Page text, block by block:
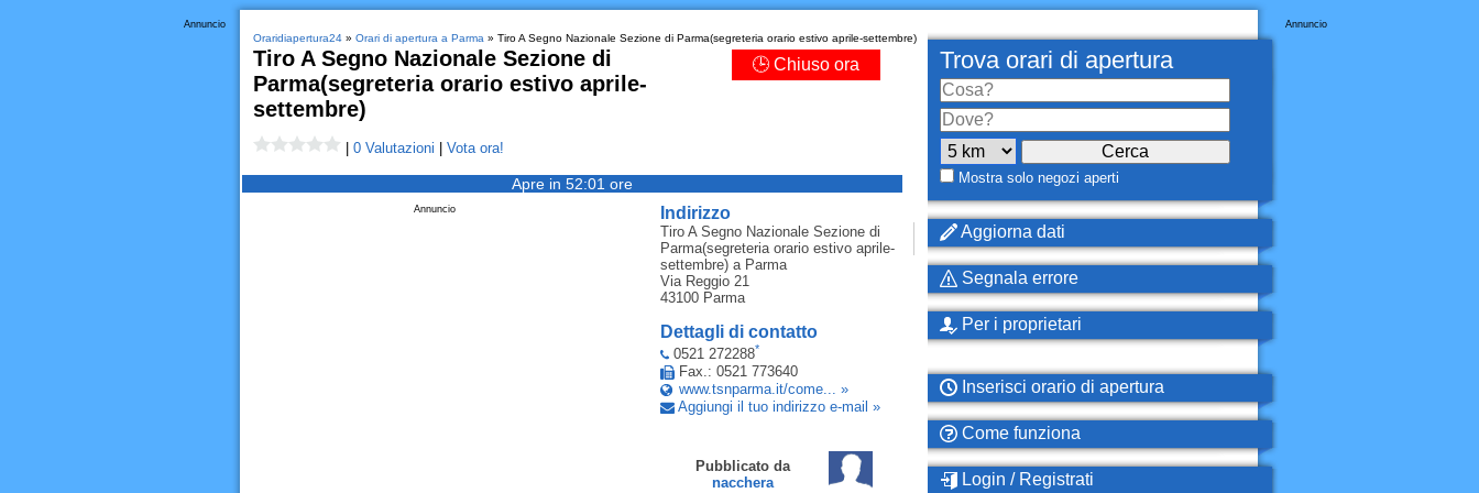
Annuncio
Oraridiapertura24» Orari di apertura a Parma » Tiro A Segno Nazionale Sezione di Parma(segreteria orario estivo aprile-settembre)
Tiro A Segno Nazionale Sezione di
Parma(segreteria orario estivo aprile-
settembre)
🕒 Chiuso ora
0 Valutazioni Vota ora!
Apre in 52:01 ore
Indirizzo
Tiro A Segno Nazionale Sezione di
Parma(segreteria orario estivo aprile-
settembre)a Parma
Via Reggio 21
43100 Parma
Dettagli di contatto
0521 272288*
Fax.: 0521 773640
www.tsnparma.it/come... »
Aggiungi il tuo indirizzo e-mail »
Pubblicato da
nacchera
Annuncio
Annuncio
Trova orari di apertura
Mostra solo negozi aperti
Aggiorna dati
Segnala errore
Per i proprietari
Inserisci orario di apertura
Come funziona
Login / Registrati